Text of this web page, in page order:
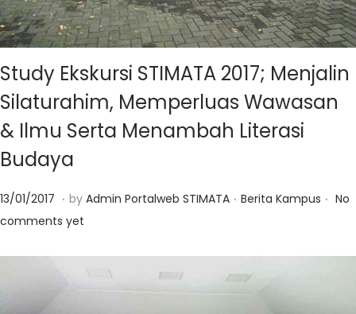
Study Ekskursi STIMATA 2017; Menjalin
Silaturahim, Memperluas Wawasan
& Ilmu Serta Menambah Literasi
Budaya
Posted on
13/01/2017 0
1
. by Admin Portalweb STIMATA . Posted in
Berita Kampus . No
comments yet